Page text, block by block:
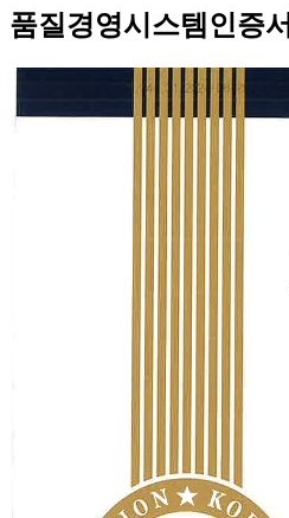
품질경영시스템인증서